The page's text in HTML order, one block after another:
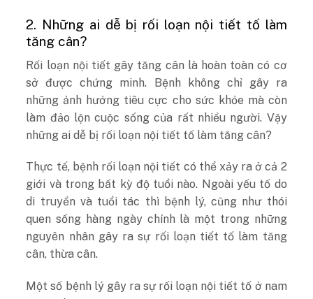
2. Những ai dễ bị rối loạn nội tiết tố làm
tăng cân?
Rối loạn nội tiết gây tăng cân là hoàn toàn có cơ
sở được chứng minh. Bệnh không chỉ gây ra
những ảnh hưởng tiêu cực cho sức khỏe mà còn
làm đảo lộn cuộc sống của rất nhiều người. Vậy
những ai dễ bị rối loạn nội tiết tố làm tăng cân?
Thực tế, bệnh rối loạn nội tiết có thể xảy ra ở cả 2
giới và trong bất kỳ độ tuổi nào. Ngoài yếu tố do
di truyền và tuổi tác thì bệnh lý, cũng như thói
quen sống hàng ngày chính là một trong những
nguyên nhân gây ra sự rối loạn tiết tố làm tăng
cân, thừa cân.
Một số bệnh lý gây ra sự rối loạn nội tiết tố ở nam